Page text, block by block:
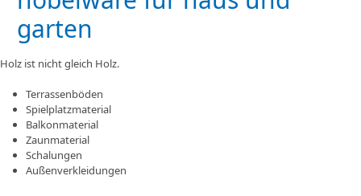
garten
Holz ist nicht gleich Holz.
Terrassenböden
Spielplatzmaterial
Balkonmaterial
Zaunmaterial
Schalungen
Außenverkleidungen